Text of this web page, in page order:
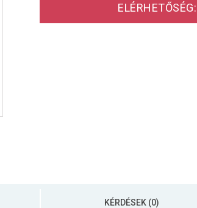
KÉRDÉSEK (0)